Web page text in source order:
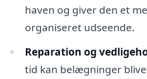
haven og giver den et
organiseret udseende.
Reparation og
tid kan belægninger